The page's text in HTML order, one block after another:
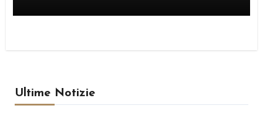
Ultime Notizie